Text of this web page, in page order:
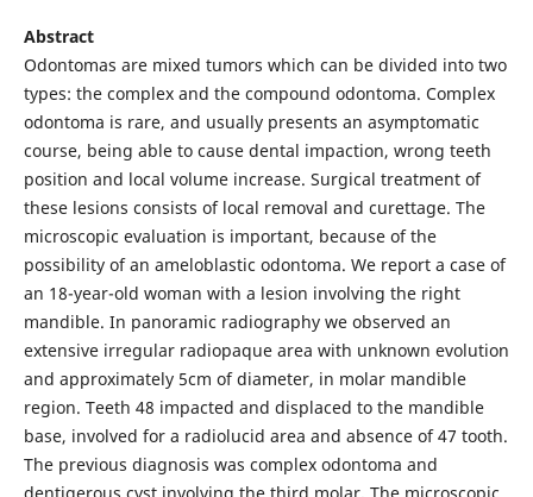
Abstract
Odontomas are mixed tumors which can be divided into two
types: the complex and the compound odontoma. Complex
odontoma is rare, and usually presents an asymptomatic
course, being able to cause dental impaction, wrong teeth
position and local volume increase. Surgical treatment of
these lesions consists of local removal and curettage. The
microscopic evaluation is important, because of the
possibility of an ameloblastic odontoma. We report a case of
an 18-year-old woman with a lesion involving the right
mandible. In panoramic radiography we observed an
extensive irregular radiopaque area with unknown evolution
and approximately 5cm of diameter, in molar mandible
region. Teeth 48 impacted and displaced to the mandible
base, involved for a radiolucid area and absence of 47 tooth.
The previous diagnosis was complex odontoma and